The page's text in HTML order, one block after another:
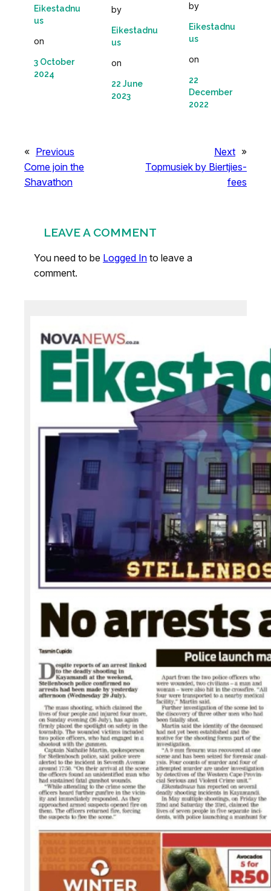
Eikestadnu
us
on
3 October
2024
by
Eikestadnu
us
on
22 June
2023
by
Eikestadnu
us
on
22
December
2022
« Previous
Come join the
Shavathon
Next »
Topmusiek by Biertjies-
fees
LEAVE A COMMENT
You need to be Logged In to leave a
comment.